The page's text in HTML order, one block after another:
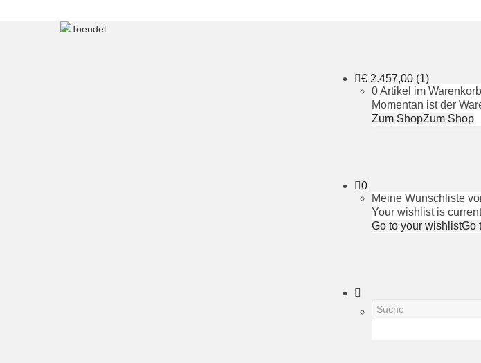
€ 2.457,00 (1)
0 Artikel im Warenkorb
Momentan ist der
Zum ShopZum Shop
0
Meine Wunschliste
Your wishlist is
Go to your wishlistGo